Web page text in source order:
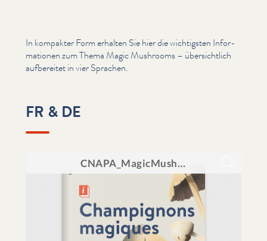
In kompakter Form erhalten Sie hier die wichtigsten Infor­
ma­tio­nen zum Thema Magic Mushrooms – über­sichtlich
aufbereitet in vier Sprachen.
FR & DE